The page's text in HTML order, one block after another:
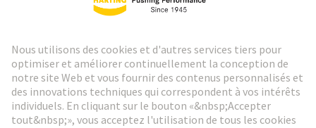
Aller à l'inscription